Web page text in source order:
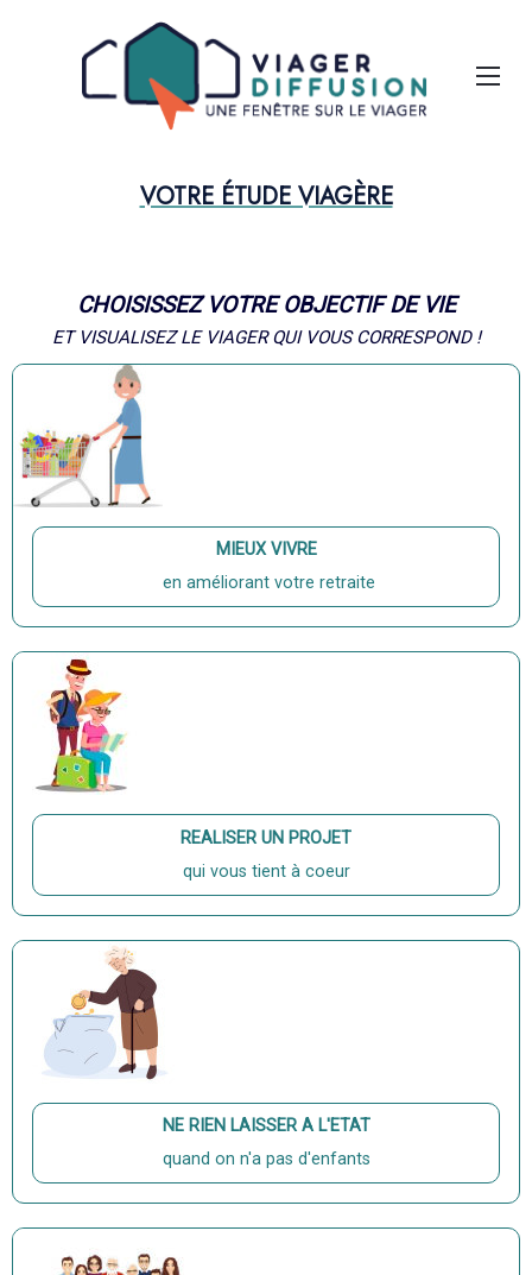
Les projets de vie pour le choix du viager
VOTRE ÉTUDE VIAGÈRE
CHOISISSEZ VOTRE OBJECTIF DE VIE
ET VISUALISEZ LE VIAGER QUI VOUS CORRESPOND !
MIEUX VIVRE
en améliorant votre retraite
REALISER UN PROJET
qui vous tient à coeur
NE RIEN LAISSER A L'ETAT
quand on n'a pas d'enfants